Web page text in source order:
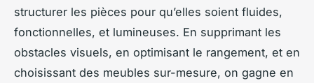
structurer les pièces pour qu’elles soient fluides,
fonctionnelles, et lumineuses. En supprimant les
obstacles visuels, en optimisant le rangement, et en
choisissant des meubles sur-mesure, on gagne en